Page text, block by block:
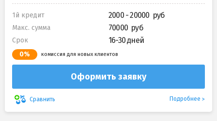
1й кредит 2000 - 20000
Макс. сумма 70000
Срок 16-30 дней
0% комиссия для новых клиентов
Оформить заявку
Сравнить Подробнее